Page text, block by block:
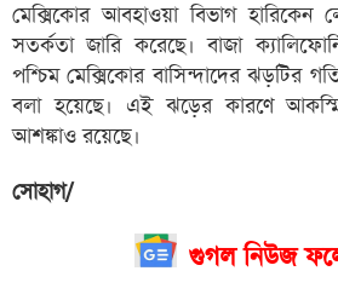
মেক্সিকোর আবহাওয়া বিভাগ হারিকেন
সতর্কতা জারি করেছে। বাজা
পশ্চিম মেক্সিকোর বাসিন্দাদের ঝড়টির
বলা হয়েছে। এই ঝড়ের কারণে
আশঙ্কাও রয়েছে।
সোহাগ/
গুগল নিউজ